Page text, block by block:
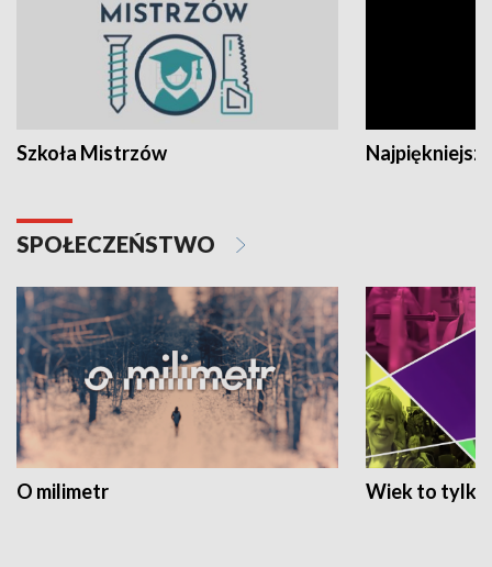
Szkoła Mistrzów
SPOŁECZEŃSTWO
O milimetr Wiek to tylko